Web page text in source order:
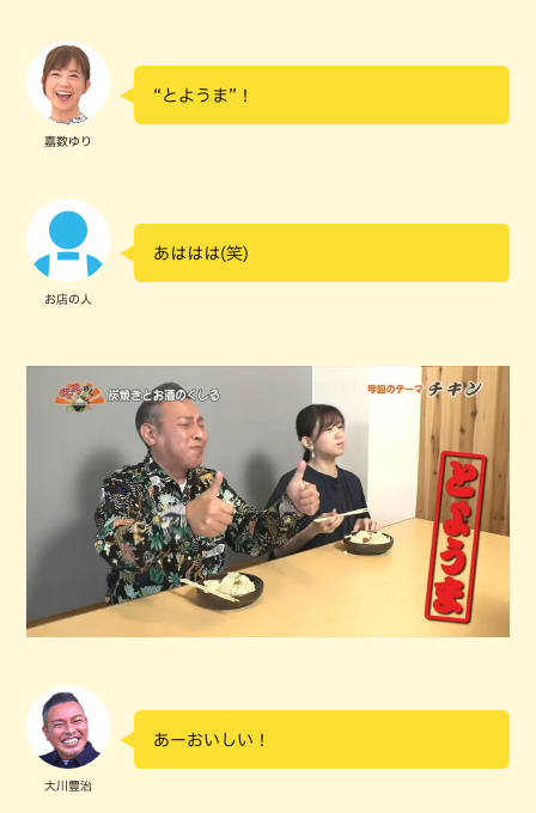
嘉数ゆり
“とようま”！
お店の人
あははは(笑)
大川豊治
あーおいしい！